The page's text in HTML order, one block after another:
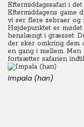
Eftermiddagssafari i
Eftermiddagens game
vi ser flere zebraer og
Højdepunktet er
henslængt i græsset.
der sker omkring dem
en gang i mellem.
fortsætter safarien
Impala (han)